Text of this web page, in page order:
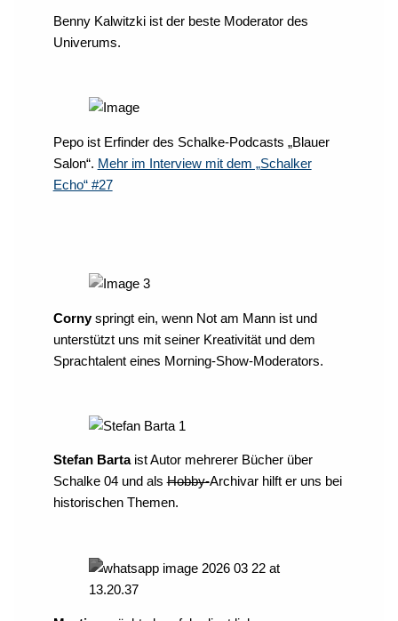
Benny Kalwitzki ist der beste Moderator des
Univerums.
Pepo ist Erfinder des Schalke-Podcasts „Blauer
Salon“. Mehr im Interview mit dem „Schalker
Echo“ #27
Cornyspringt ein, wenn Not am Mann ist und
unterstützt uns mit seiner Kreativität und dem
Sprachtalent eines Morning-Show-Moderators.
Stefan Barta ist Autor mehrerer Bücher über
Schalke 04 und alsHobby-Archivar hilft er uns bei
historischen Themen.